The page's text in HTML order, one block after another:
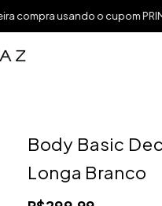
usando o cupom
Body Basic
Longa Branco